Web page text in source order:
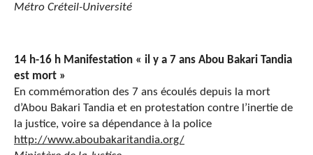
Métro Créteil-Université
14 h-16 h Manifestation « il y a 7 ans Abou Bakari Tandia
est mort »
En commémoration des 7 ans écoulés depuis la mort
d’Abou Bakari Tandia et en protestation contre l’inertie de
la justice, voire sa dépendance à la police
http://www.aboubakaritandia.org/